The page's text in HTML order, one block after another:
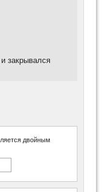
закрывался
двойным